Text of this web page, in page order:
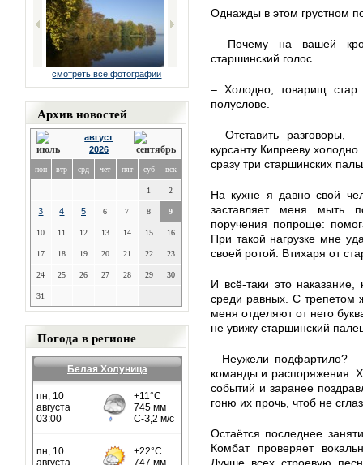
смотреть все фотографии
Архив новостей
август
2026
пон втр срд чет пят суб вск
1 2
3 4 5 6 7 8 9
10 11 12 13 14 15 16
17 18 19 20 21 22 23
24 25 26 27 28 29 30
31
Погода в регионе
Белая Холуница
Однажды в этом грустном
– Почему на вашей
старшинский голос.
– Холодно, товарищ
полуслове.
– Отставить разговоры,
курсанту Кипрееву
сразу три старшинских
На кухне я давно свой
заставляет меня мыть
поручения попроще:
При такой нагрузке мне
своей ротой. Втихаря от
И всё-таки это
среди равных. С трепетом
меня отделяют от него
не увижу старшинский
– Неужели подфартило?
команды и распоряжения.
событий и заранее
гоню их прочь, чтоб не
Остаётся последнее
Комбат проверяет